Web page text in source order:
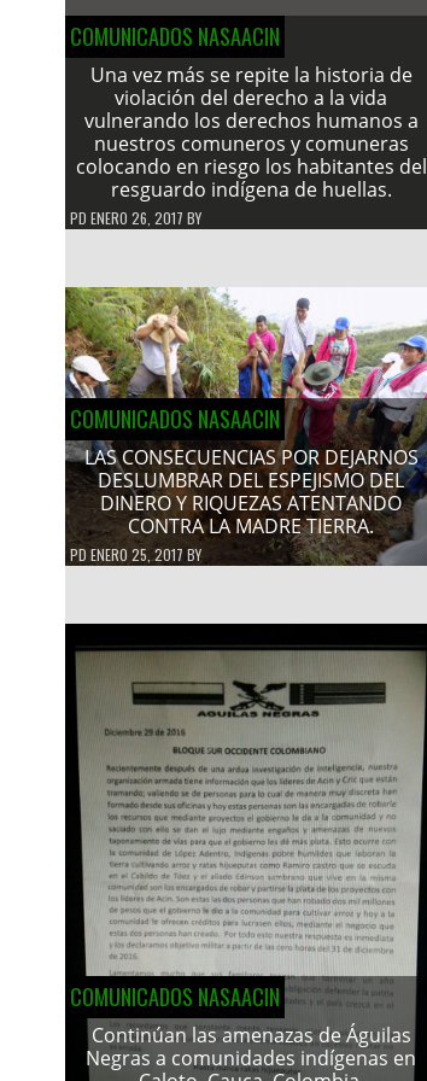
COMUNICADOS NASAACIN
Una vez más se repite la historia de
violación del derecho a la vida
vulnerando los derechos humanos a
nuestros comuneros y comuneras
colocando en riesgo los habitantes del
resguardo indígena de huellas.
PD ENERO 26, 2017 BY
COMUNICADOS NASAACIN
LAS CONSECUENCIAS POR DEJARNOS
DESLUMBRAR DEL ESPEJISMO DEL
DINERO Y RIQUEZAS ATENTANDO
CONTRA LA MADRE TIERRA.
PDENERO 25, 2017 BY
COMUNICADOS NASAACIN
Continúan las amenazas de Águilas
Negras a comunidades indígenas en